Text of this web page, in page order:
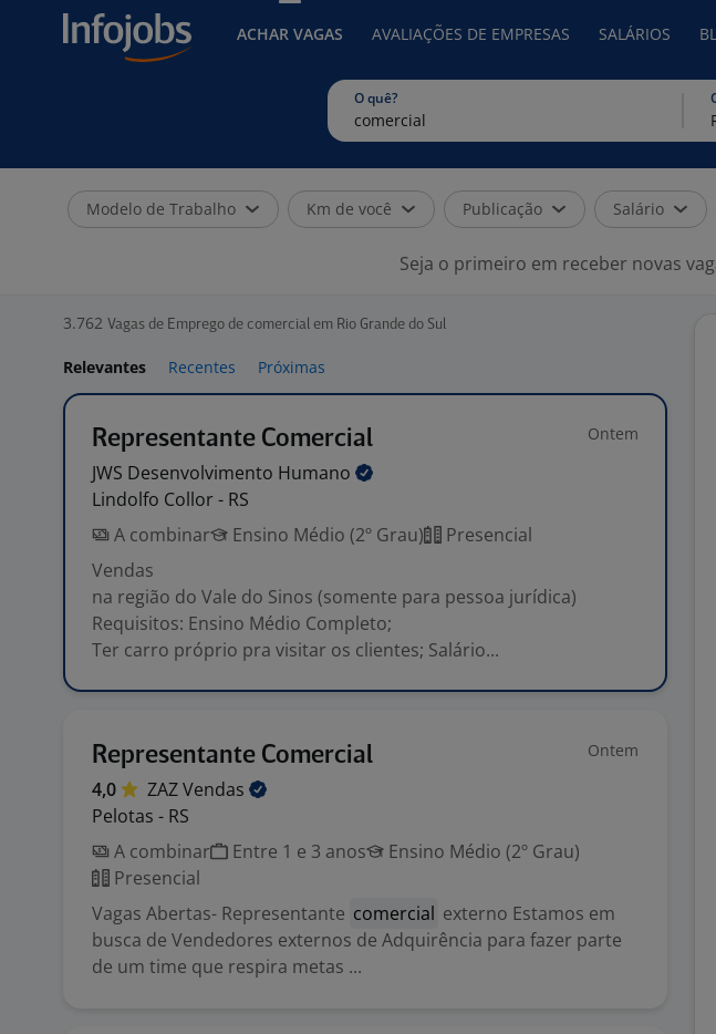
ACHAR VAGAS AVALIAÇÕES DE EMPRESAS SALÁRIOS
O quê?
Modelo de Trabalho Km de você Publicação Salário
Seja o primeiro em receber novas
3.762 Vagas de Emprego de comercial em Rio Grande do Sul
Relevantes Recentes Próximas
Representante Comercial Ontem
JWS Desenvolvimento Humano
Lindolfo Collor - RS
A combinar
Ensino Médio (2º Grau)
Presencial
Vendas
na região do Vale do Sinos (somente para pessoa jurídica)
Requisitos: Ensino Médio Completo;
Ter carro próprio pra visitar os clientes; Salário...
Representante Comercial Ontem
4,0 ZAZVendas
Pelotas - RS
A combinar
Entre 1 e 3 anos
Ensino Médio (2º Grau)
Presencial
Vagas Abertas- Representante comercial externo Estamos em
busca de Vendedores externos de Adquirência para fazer parte
de um time que respira metas ...